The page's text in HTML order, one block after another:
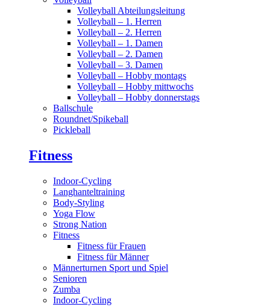
Volleyball Abteilungsleitung
Volleyball – 1. Herren
Volleyball – 2. Herren
Volleyball – 1. Damen
Volleyball – 2. Damen
Volleyball – 3. Damen
Volleyball – Hobby montags
Volleyball – Hobby mittwochs
Volleyball – Hobby donnerstags
Ballschule
Roundnet/Spikeball
Pickleball
Fitness
Indoor-Cycling
Langhanteltraining
Body-Styling
Yoga Flow
Strong Nation
Fitness
Fitness für Frauen
Fitness für Männer
Männerturnen Sport und Spiel
Senioren
Zumba
Indoor-Cycling